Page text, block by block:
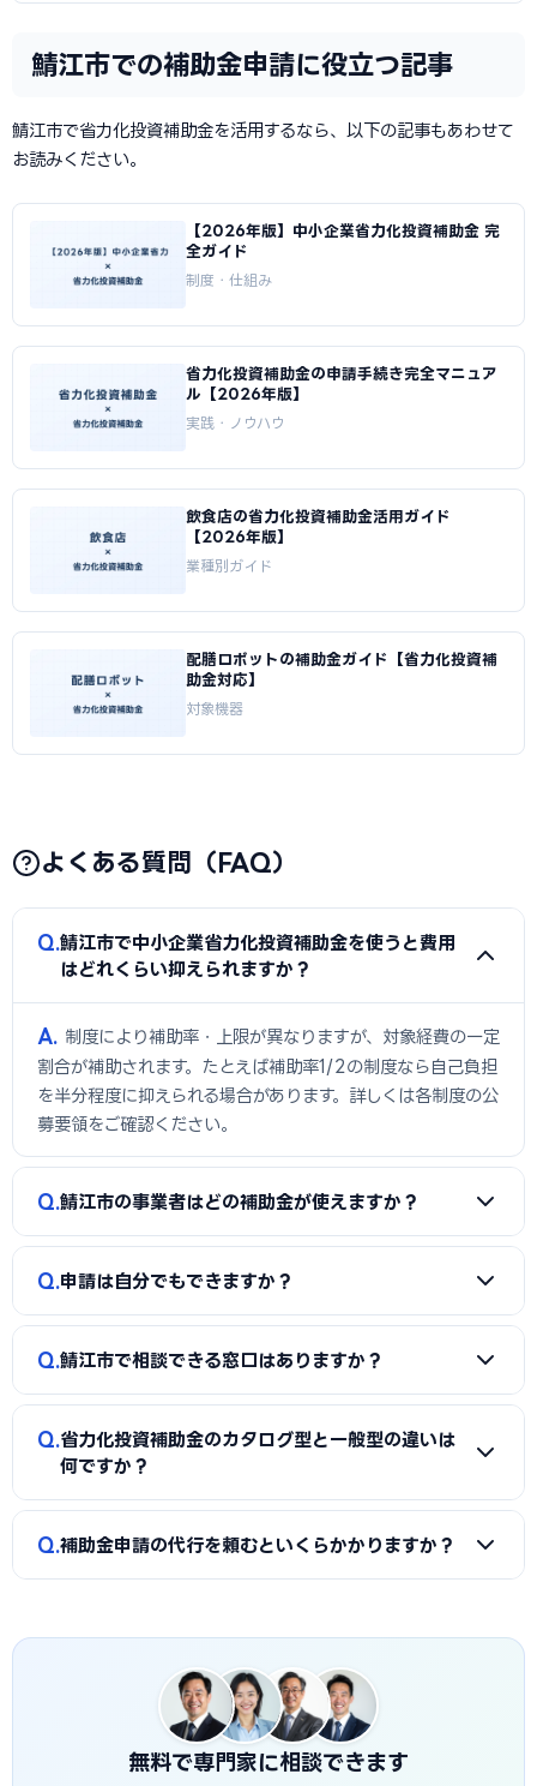
鯖江市での補助金申請に役立つ記事
鯖江市で省力化投資補助金を活用するなら、以下の記事もあわせて
お読みください。
【2026年版】中小企業省力化投資補助金 完
全ガイド
制度・仕組み
省力化投資補助金の申請手続き完全マニュア
ル【2026年版】
実践・ノウハウ
飲食店の省力化投資補助金活用ガイド
【2026年版】
業種別ガイド
配膳ロボットの補助金ガイド【省力化投資補
助金対応】
対象機器
よくある質問（FAQ）
Q 鯖江市で中小企業省力化投資補助金を使うと費用
はどれくらい抑えられますか？
A
制度により補助率・上限が異なりますが、対象経費の一定
割合が補助されます。たとえば補助率1/2の制度なら自己負担
を半分程度に抑えられる場合があります。詳しくは各制度の公
募要領をご確認ください。
Q 鯖江市の事業者はどの補助金が使えますか？
A
中小企業省力化投資補助金のほか、ものづくり補助金・小
制度が利用できる場合があります。まず何に使いたいかを整
理し、対象になる制度を洗い出しましょう。
Q 申請は自分でもできますか？
A
可能ですが、事業計画書の作成や電子申請には手間と専門
補助金の専門家に相談するのも有効です。
Q 鯖江市で相談できる窓口はありますか？
A
はい、鯖江商工会議所で成長加速化補助金の事前相談を
受けましょう。眼鏡フレーム製造のチタン加工技術を医療機
で相談できます。
Q 省力化投資補助金のカタログ型と一般型の違いは
何ですか？
A
カタログ型は事前登録された省力化製品から選ぶ簡易申
Q 補助金申請の代行を頼むといくらかかりますか？
す。当サイトでは鯖江市に対応した専門家を無料でご紹介して
無料で専門家に相談できます